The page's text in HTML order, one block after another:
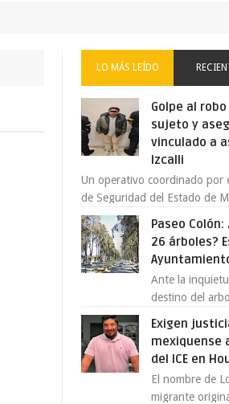
LO MÁS LEÍDO
Golpe al
sujeto y
vinculado a
Izcalli
Un operativo coordinado por
de Seguridad del Estado de
aseguramiento de un vehículo
Paseo
26 árboles?
Ante la
destino del
solo 26
Exigen
mexiquense
del ICE en
El nombre de
migrante